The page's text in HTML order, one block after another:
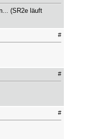
(SR2e läuft
#
#
#